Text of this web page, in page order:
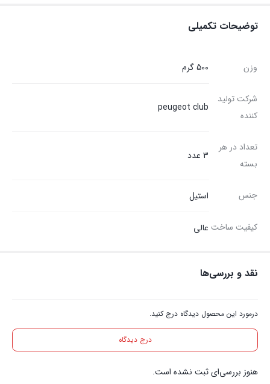
توضیحات تکمیلی
وزن 500 گرم
شرکت تولید
کننده
peugeot club
تعداد در هر
بسته
3 عدد
جنس استیل
کیفیت ساخت عالی
نقد و بررسی‌ها
درمورد این محصول دیدگاه درج کنید.
درج دیدگاه
هنوز بررسی‌ای ثبت نشده است.